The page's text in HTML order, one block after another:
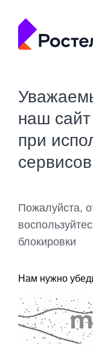
наш
при
сервисов
Пожалуйста,
блокировки
Нам нужно